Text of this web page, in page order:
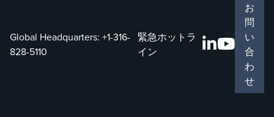
SOURCE
アラウンド
計された高
Global Headquarters: +1-316-
828-5110
緊急ホットラ
イン
お
問
い
合
わ
せ